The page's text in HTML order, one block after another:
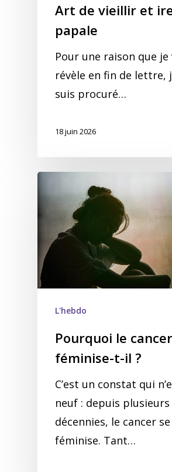
Art de vieillir et
papale
Pour une raison que je
révèle en fin de lettre,
suis procuré…
18 juin 2026
L'hebdo
Pourquoi le
féminise-t-il ?
C’est un constat qui
neuf : depuis plusieurs
décennies, le cancer se
féminise. Tant…